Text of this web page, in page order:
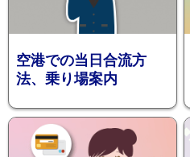
ラ
空港での当日合流方
法、乗り場案内